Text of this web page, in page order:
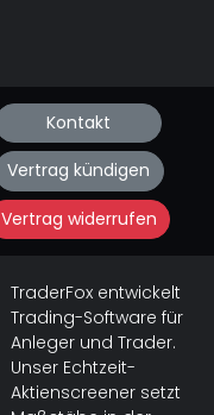
Kontakt
Vertrag kündigen
Vertrag widerrufen
TraderFox entwickelt
Trading-Software für
Anleger und Trader.
Unser Echtzeit-
Aktienscreener setzt